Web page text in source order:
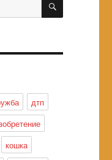
дтп
кошка